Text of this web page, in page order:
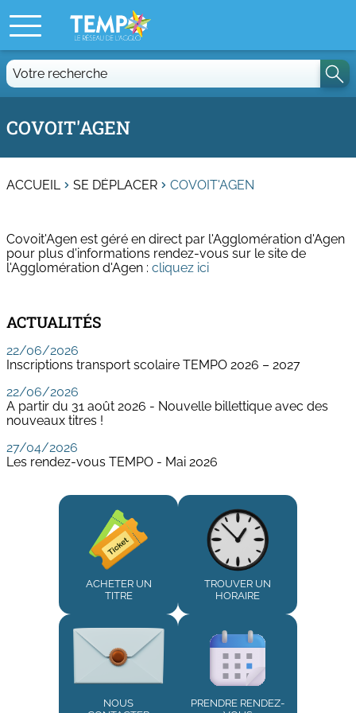
Votre
recherche
COVOIT'AGEN
ACCUEIL SE DÉPLACER COVOIT'AGEN
Covoit'Agen est géré en direct par l'Agglomération d'Agen
pour plus d'informations rendez-vous sur le site de
l'Agglomération d'Agen : cliquez ici
ACTUALITÉS
22/06/2026
Inscriptions transport scolaire TEMPO 2026 – 2027
22/06/2026
A partir du 31 août 2026 - Nouvelle billettique avec des
nouveaux titres !
27/04/2026
Les rendez-vous TEMPO - Mai 2026
ACHETER UN
TITRE
TROUVER UN
HORAIRE
NOUS
PRENDRE RENDEZ-